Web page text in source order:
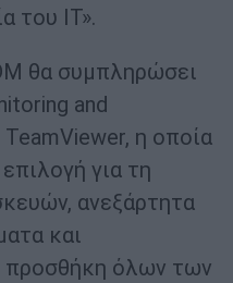
του ΙΤ».
θα συμπληρώσει
and
η οποία
για τη
ανεξάρτητα
και
προσθήκη όλων των